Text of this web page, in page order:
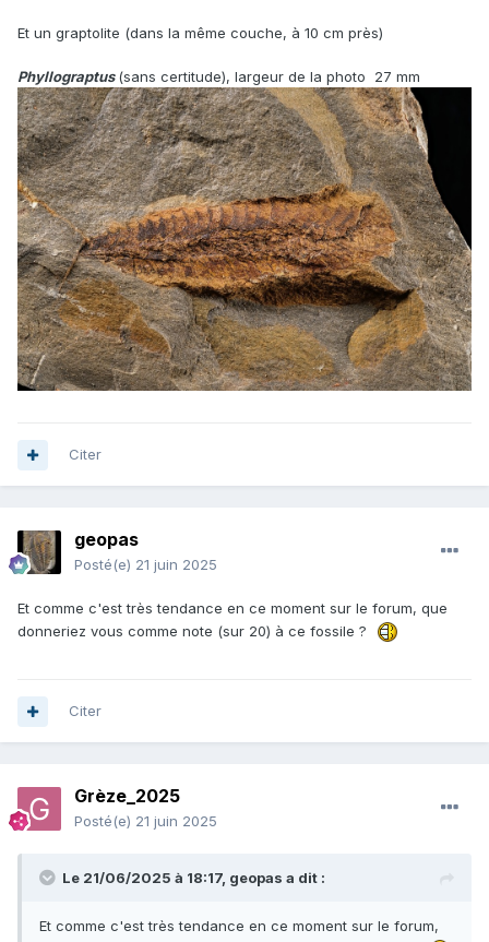
Et un graptolite (dans la même couche, à 10 cm près)
Phyllograptus(sans certitude), largeur de la photo 27 mm
Citer
geopas
Posté(e) 21 juin 2025
Et comme c'est très tendance en ce moment sur le forum, que
donneriez vous comme note (sur 20) à ce fossile ?
Citer
Grèze_2025
Posté(e) 21 juin 2025
Le 21/06/2025 à 18:17, geopas a dit :
Et comme c'est très tendance en ce moment sur le forum,